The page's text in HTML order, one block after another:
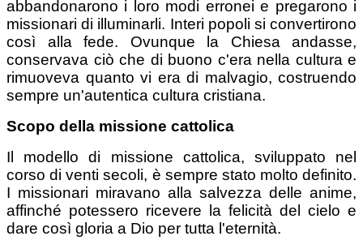
abbandonarono i loro modi erronei e pregarono i
missionari di illuminarli. Interi popoli si convertirono
così alla fede. Ovunque la Chiesa andasse,
conservava ciò che di buono c'era nella cultura e
rimuoveva quanto vi era di malvagio, costruendo
sempre un'autentica cultura cristiana.
Scopo della missione cattolica
Il modello di missione cattolica, sviluppato nel
corso di venti secoli, è sempre stato molto definito.
I missionari miravano alla salvezza delle anime,
affinché potessero ricevere la felicità del cielo e
dare così gloria a Dio per tutta l'eternità.